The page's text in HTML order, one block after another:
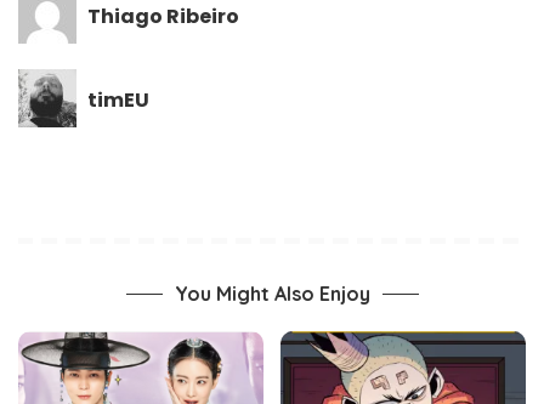
Thiago Ribeiro
timEU
You Might Also Enjoy